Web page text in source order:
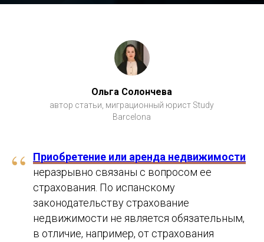
Ольга Солончева
автор статьи, миграционный юрист Study
Barcelona
“
Приобретение или аренда недвижимости
неразрывно связаны с вопросом ее
страхования. По испанскому
законодательству страхование
недвижимости не является обязательным,
в отличие, например, от страхования